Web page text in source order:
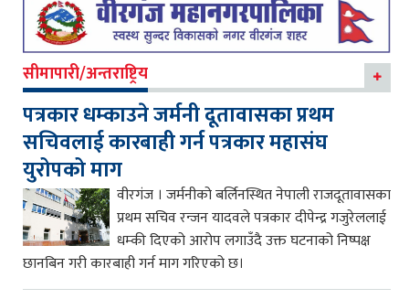
सीमापारी/अन्तराष्ट्रिय
पत्रकार धम्काउने जर्मनी दूतावासका प्रथम
सचिवलाई कारबाही गर्न पत्रकार महासंघ
युरोपको माग
वीरगंज । जर्मनीको बर्लिनस्थित नेपाली राजदूतावासका
प्रथम सचिव रन्जन यादवले पत्रकार दीपेन्द्र गजुरेललाई
धम्की दिएको आरोप लगाउँदै उक्त घटनाको निष्पक्ष
छानबिन गरी कारबाही गर्न माग गरिएको छ।